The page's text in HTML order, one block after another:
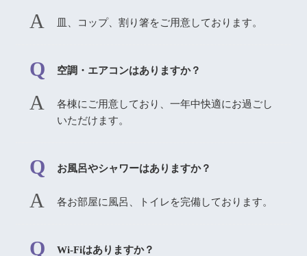
皿、コップ、割り箸をご用意しております。
空調・エアコンはありますか？
各棟にご用意しており、一年中快適にお過ごし
いただけます。
お風呂やシャワーはありますか？
各お部屋に風呂、トイレを完備しております。
Wi-Fiはありますか？